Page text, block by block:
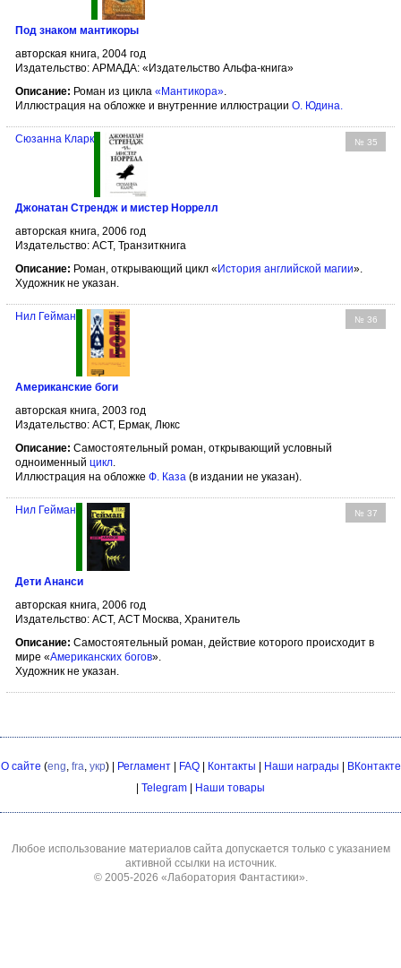
Под знаком мантикоры
авторская книга, 2004 год
Издательство: АРМАДА: «Издательство Альфа-книга»
Описание: Роман из цикла «Мантикора».
Иллюстрация на обложке и внутренние иллюстрации О. Юдина.
№ 35
Сюзанна Кларк
Джонатан Стрендж и мистер Норрелл
авторская книга, 2006 год
Издательство: АСТ, Транзиткнига
Описание: Роман, открывающий цикл « История английской магии».
Художник не указан.
№ 36
Нил Гейман
Американские боги
авторская книга, 2003 год
Издательство: АСТ, Ермак, Люкс
Описание: Самостоятельный роман, открывающий условный
одноименный цикл
Иллюстрация на обложке Ф. Каза (в издании не указан).
№ 37
Нил Гейман
Дети Ананси
авторская книга, 2006 год
Издательство: АСТ, АСТ Москва, Хранитель
Описание: Самостоятельный роман, действие которого происходит в
мире «Американских богов».
Художник не указан.
О сайте (eng fra укр) | Регламент| FAQ| Контакты | Наши награды | ВКонтакте
| Telegram | Наши товары
Любое использование материалов сайта допускается только с указанием
активной ссылки на источник.
© 2005-2026 «Лаборатория Фантастики»